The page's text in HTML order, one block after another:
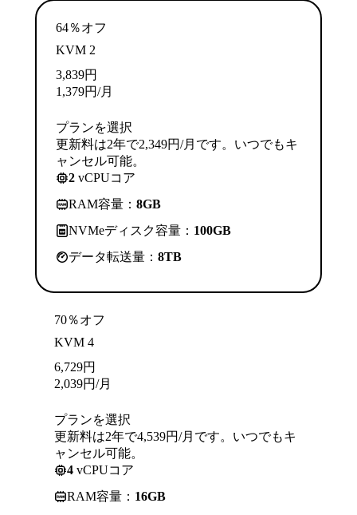
64％オフ
KVM 2
3,839円
1,379円/月
プランを選択
更新料は2年で2,349円/月です。いつでもキ
ャンセル可能。
2 vCPUコア
RAM容量： 8GB
NVMeディスク容量： 100GB
データ転送量： 8TB
70％オフ
KVM 4
6,729円
2,039円/月
プランを選択
更新料は2年で4,539円/月です。いつでもキ
ャンセル可能。
4 vCPUコア
RAM容量： 16GB